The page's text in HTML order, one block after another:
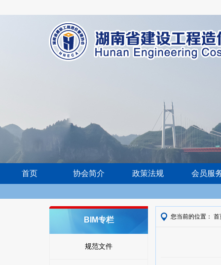
首页 协会简介 政策法规 会员服
BIM专栏
规范文件
您当前的位置： 首